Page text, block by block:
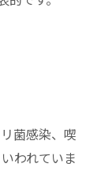
菌感染、喫
われていま